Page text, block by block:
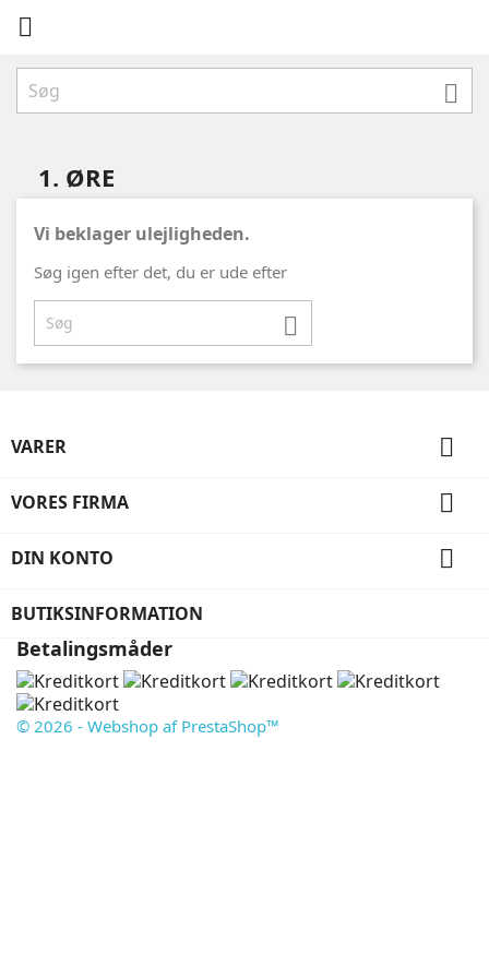


1. ØRE
Vi beklager ulejligheden.
Søg igen efter det, du er ude efter

VARER 
VORES FIRMA 
DIN KONTO 
BUTIKSINFORMATION
Betalingsmåder
© 2026 - Webshop af PrestaShop™